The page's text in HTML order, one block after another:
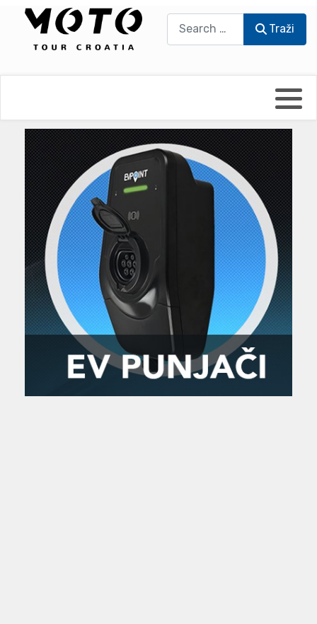
Traži
UmPaDrum
Moto servisi
Impressum
Damir Žerić - ELPASSO
Dario Dinter - Moto TOZ
Igor Kreč - UmPaDrum
Igor Kukec Brmbi
Slaven Gajdek
MTC - Moto Tour Croatia
Moto putopisi
Vikend vožnje
Zanimljivost
Najave i noviteti